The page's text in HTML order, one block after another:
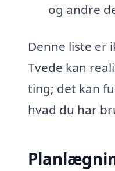
og andre
Denne liste er
Tvede kan
ting; det kan
hvad du har